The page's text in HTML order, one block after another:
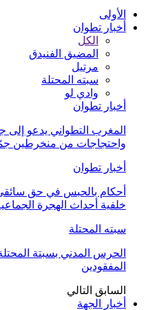
الأولى
أخبار تطوان
الكل
المضيق الفنيدق
مرتيل
سبته المحتلة
وادي لو
أخبار تطوان
المغرب التطواني يدعو
واحتجاجات من منخرطين
أخبار تطوان
أحكام بالحبس في حق
خلفية أحداث الهجرة
سبته المحتلة
الحرس المدني بسبتة
المفقودين
السابق التالي
أخبار الجهة